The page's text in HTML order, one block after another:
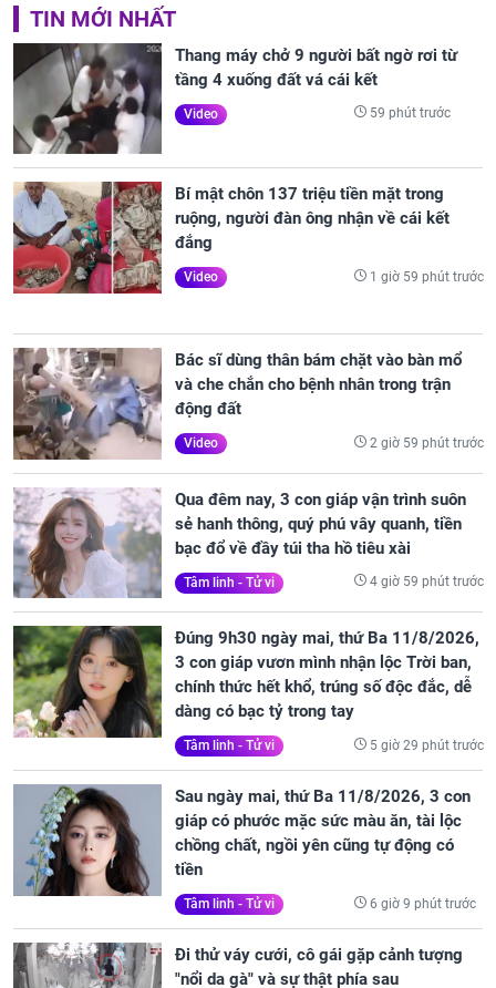
TIN MỚI NHẤT
Thang máy chở 9 người bất ngờ rơi từ
tầng 4 xuống đất vá cái kết
Video 59 phút trước
Bí mật chôn 137 triệu tiền mặt trong
ruộng, người đàn ông nhận về cái kết
đắng
Video 1 giờ 59 phút trước
Bác sĩ dùng thân bám chặt vào bàn mổ
và che chắn cho bệnh nhân trong trận
động đất
Video 2 giờ 59 phút trước
Qua đêm nay, 3 con giáp vận trình suôn
sẻ hanh thông, quý phú vây quanh, tiền
bạc đổ về đầy túi tha hồ tiêu xài
Tâm linh - Tử vi 4 giờ 59 phút trước
Đúng 9h30 ngày mai, thứ Ba 11/8/2026,
3 con giáp vươn mình nhận lộc Trời ban,
chính thức hết khổ, trúng số độc đắc, dễ
dàng có bạc tỷ trong tay
Tâm linh - Tử vi 5 giờ 29 phút trước
Sau ngày mai, thứ Ba 11/8/2026, 3 con
giáp có phước mặc sức màu ăn, tài lộc
chồng chất, ngồi yên cũng tự động có
tiền
Tâm linh - Tử vi 6 giờ 9 phút trước
Đi thử váy cưới, cô gái gặp cảnh tượng
"nổi da gà" và sự thật phía sau